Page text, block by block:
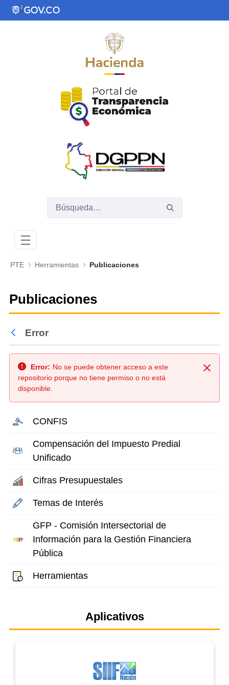
Saltar al contenido principal
PTE Herramientas Publicaciones
Publicaciones
Atrás
Error
Error: No se puede obtener acceso a este
repositorio porque no tiene permiso o no está
disponible.
CONFIS
Compensación del Impuesto Predial
Unificado
Cifras Presupuestales
Temas de Interés
GFP - Comisión Intersectorial de
Información para la Gestión Financiera
Pública
Herramientas
Aplicativos